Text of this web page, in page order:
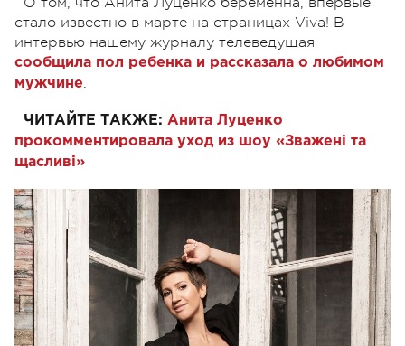
стало известно в марте на страницах Viva! В
интервью нашему журналу телеведущая
сообщила пол ребенка и рассказала о любимом
мужчине.
ЧИТАЙТЕ ТАКЖЕ: Анита Луценко
прокомментировала уход из шоу «Зважені та
щасливі»